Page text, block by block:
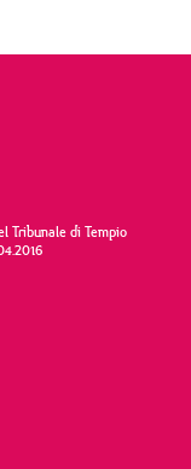
Tribunale di Tempio